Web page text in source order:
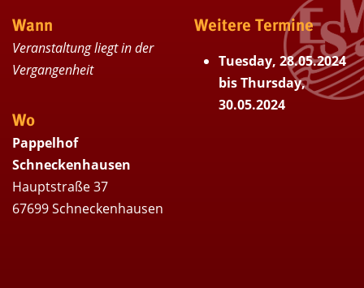
Wann
Veranstaltung liegt in der
Vergangenheit
Wo
Pappelhof
Schneckenhausen
Hauptstraße 37
67699 Schneckenhausen
Weitere Termine
Tuesday, 28.05.2024
bis Thursday,
30.05.2024